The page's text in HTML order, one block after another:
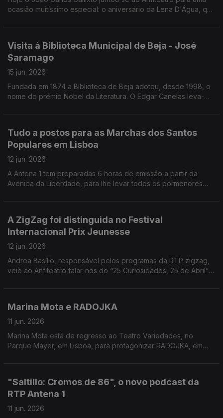
ocasião muitíssimo especial: o aniversário da Lena D'Água, que
Visita à Biblioteca Municipal de Beja - José
Saramago
15 jun. 2026
Fundada em 1874 a Biblioteca de Beja adotou, desde 1998, o
nome do prémio Nobel da Literatura. O Edgar Canelas leva-
Tudo a postos para as Marchas dos Santos
Populares em Lisboa
12 jun. 2026
A Antena 1 tem preparadas 6 horas de emissão a partir da
Avenida da Liberdade, para lhe levar todos os pormenores
A ZigZag foi distinguida no Festival
Internacional Prix Jeunesse
12 jun. 2026
Andrea Basílio, responsável pelos programas da RTP zigzag,
veio ao Anfiteatro falar-nos do “25 Curiosidades, 25 de Abril” -
Marina Mota e RADOJKA
11 jun. 2026
Marina Mota está de regresso ao Teatro Variedades, no
Parque Mayer, em Lisboa, para protagonizar RADOJKA, em
"Saltillo: Cromos de 86", o novo podcast da
RTP Antena 1
11 jun. 2026